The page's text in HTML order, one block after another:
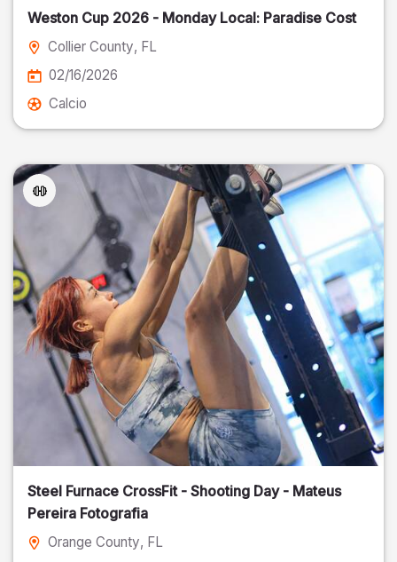
Weston Cup 2026 - Monday Local: Paradise Cost
Collier County, FL
02/16/2026
Calcio
Steel Furnace CrossFit - Shooting Day - Mateus
Pereira Fotografia
Orange County, FL